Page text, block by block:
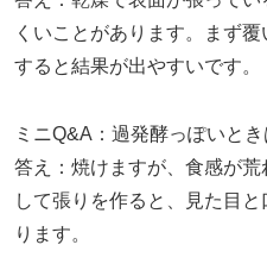
くいことがあります。まず
すると結果が出やすいです。
ミニQ&A：過発酵っぽいと
答え：焼けますが、食感が
して張りを作ると、見た目
ります。